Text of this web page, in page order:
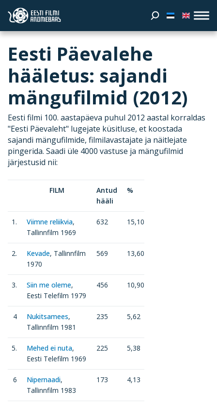
Eesti Päevalehe
hääletus: sajandi
mängufilmid (2012)
Eesti filmi 100. aastapäeva puhul 2012 aastal korraldas
"Eesti Päevaleht" lugejate küsitluse, et koostada
sajandi mängufilmide, filmilavastajate ja näitlejate
pingerida. Saadi üle 4000 vastuse ja mängufilmid
järjestusid nii:
FILM
Antud
hääli
%
1. Viimne reliikvia,
Tallinnfilm 1969
632 15,10
2. Kevade, Tallinnfilm
1970
569 13,60
3. Siin me oleme,
Eesti Telefilm 1979
456 10,90
4 Nukitsamees,
Tallinnfilm 1981
235 5,62
5. Mehed ei nuta,
Eesti Telefilm 1969
225 5,38
6 Nipernaadi,
Tallinnfilm 1983
173 4,13